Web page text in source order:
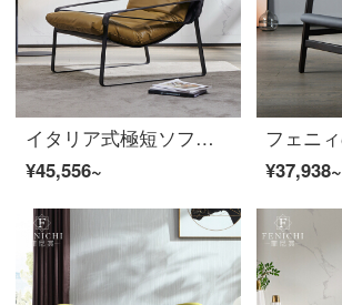
イタリア式極短ソファー椅子の真皮皮のダウンジャケット創意オレンジ色の怠け者カジュアル椅子のリビングマット革の肘掛け椅子の寝椅子ペルー色/Peru【頭層牛革ソファ椅子】
¥45,556~
¥37,938~